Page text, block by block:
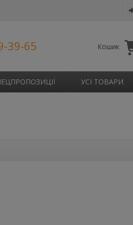
39-65 Кошик
УСІ ТОВАРИ